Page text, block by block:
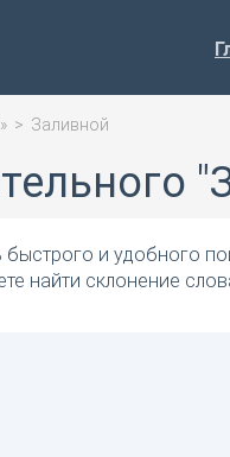
> Заливной
и удобного
найти склонение